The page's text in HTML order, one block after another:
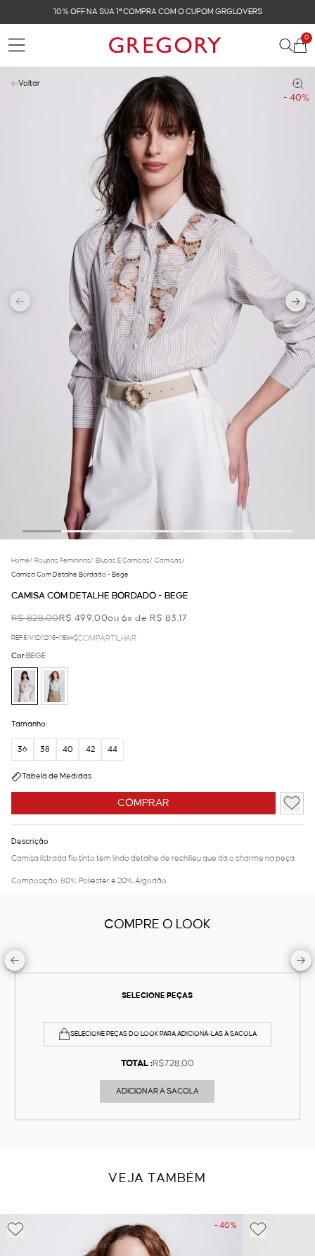
FRETE GRÁTIS NAS COMPRAS ACIMA DE R$ 899
0
- 40%
Voltar
Home/ Roupas Femininas/ Blusas E Camisas/ Camisas/
Camisa Com Detalhe Bordado - Bege
CAMISA COM DETALHE BORDADO - BEGE
R$ 828,00R$ 499,00ou 6x de R$ 83,17
REF.50.02.0205-058 COMPARTILHAR
COMPRAR
Cor:BEGE
Tamanho:
36 38 40 42 44
Tabela de Medidas
Descrição
Camisa listrada fio tinto tem lindo detalhe de rechilieu que dá o charme na peça.
Composição: 80% Poliéster e 20% Algodão
COMPRE O LOOK
SELECIONE PEÇAS
SELECIONE PEÇAS DO LOOK PARA ADICIONÁ-LAS À SACOLA
TOTAL :R$728,00
ADICIONAR À SACOLA
VEJA TAMBÉM
- 40%